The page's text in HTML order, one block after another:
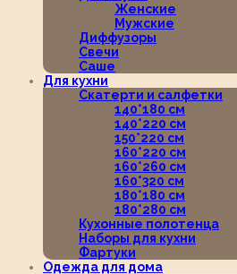
Женские
Мужские
Диффузоры
Свечи
Саше
Для кухни
Скатерти и салфетки
140*180 см
140*220 см
150*220 см
160*220 см
160*260 см
160*320 см
180*180 см
180*280 см
Кухонные полотенца
Наборы для кухни
Фартуки
Одежда для дома